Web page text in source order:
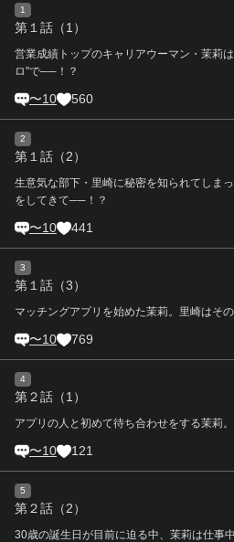
1
第１話（1）
営業成績トップのキャリアウーマン・茉莉
ロ"で──！？
〜10 560
2
第１話（2）
生意気な部下・里崎に秘密を知られてしま
をしてきて──！？
〜10 441
3
第１話（3）
マッチングアプリを始めた茉莉。里崎はそ
〜10 769
4
第２話（1）
アプリの人と初めて待ち合わせをする茉莉
〜10 121
5
第２話（2）
30歳の誕生日が目前に迫る中、茉莉は仕事